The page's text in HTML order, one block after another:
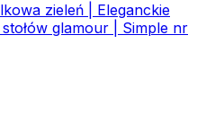
zieleń | Eleganckie
glamour | Simple nr